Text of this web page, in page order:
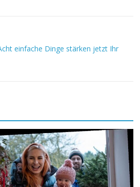
einfache Dinge stärken jetzt Ihr